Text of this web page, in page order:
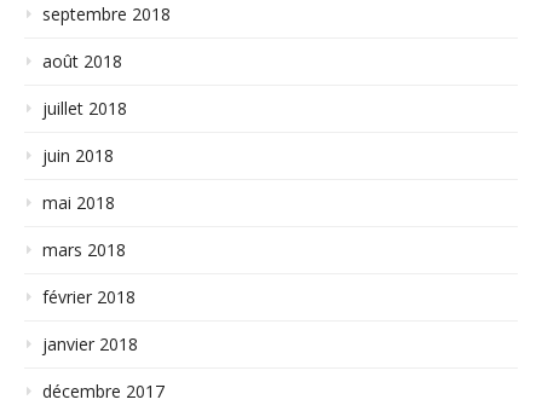
septembre 2018
août 2018
juillet 2018
juin 2018
mai 2018
mars 2018
février 2018
janvier 2018
décembre 2017